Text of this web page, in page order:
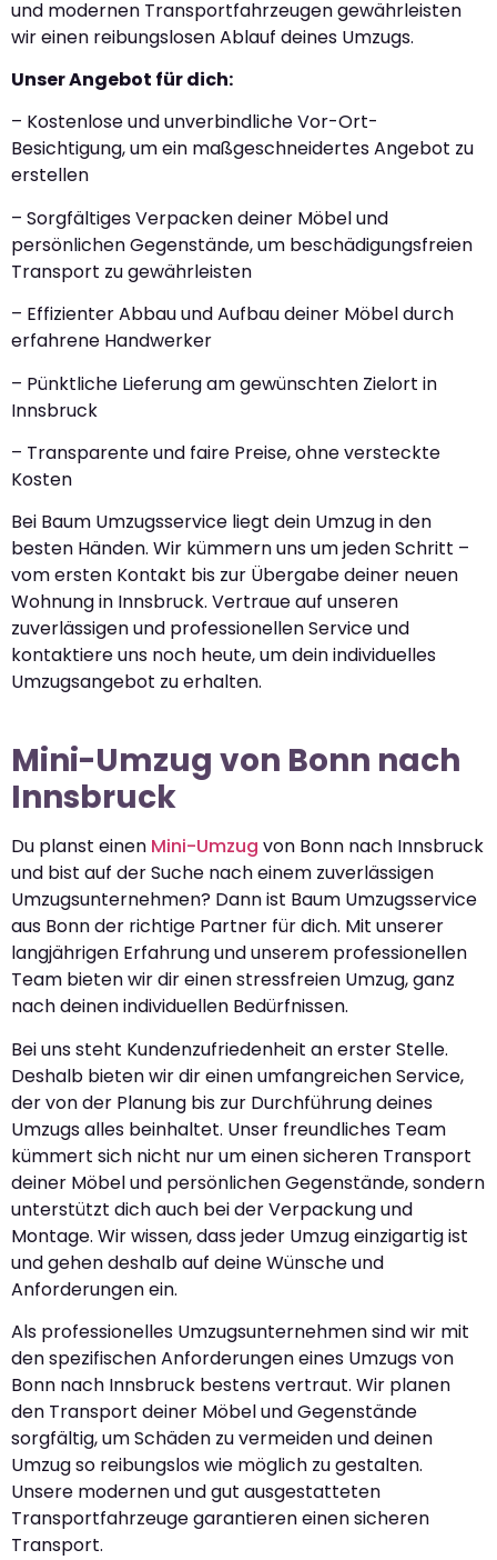
und modernen Transportfahrzeugen gewährleisten
wir einen reibungslosen Ablauf deines Umzugs.
Unser Angebot für dich:
– Kostenlose und unverbindliche Vor-Ort-
Besichtigung, um ein maßgeschneidertes Angebot zu
erstellen
– Sorgfältiges Verpacken deiner Möbel und
persönlichen Gegenstände, um beschädigungsfreien
Transport zu gewährleisten
– Effizienter Abbau und Aufbau deiner Möbel durch
erfahrene Handwerker
– Pünktliche Lieferung am gewünschten Zielort in
Innsbruck
– Transparente und faire Preise, ohne versteckte
Kosten
Bei Baum Umzugsservice liegt dein Umzug in den
besten Händen. Wir kümmern uns um jeden Schritt –
vom ersten Kontakt bis zur Übergabe deiner neuen
Wohnung in Innsbruck. Vertraue auf unseren
zuverlässigen und professionellen Service und
kontaktiere uns noch heute, um dein individuelles
Umzugsangebot zu erhalten.
Mini-Umzug von Bonn nach
Innsbruck
Du planst einen Mini-Umzug von Bonn nach Innsbruck
und bist auf der Suche nach einem zuverlässigen
Umzugsunternehmen? Dann ist Baum Umzugsservice
aus Bonn der richtige Partner für dich. Mit unserer
langjährigen Erfahrung und unserem professionellen
Team bieten wir dir einen stressfreien Umzug, ganz
nach deinen individuellen Bedürfnissen.
Bei uns steht Kundenzufriedenheit an erster Stelle.
Deshalb bieten wir dir einen umfangreichen Service,
der von der Planung bis zur Durchführung deines
Umzugs alles beinhaltet. Unser freundliches Team
kümmert sich nicht nur um einen sicheren Transport
deiner Möbel und persönlichen Gegenstände, sondern
unterstützt dich auch bei der Verpackung und
Montage. Wir wissen, dass jeder Umzug einzigartig ist
und gehen deshalb auf deine Wünsche und
Anforderungen ein.
Als professionelles Umzugsunternehmen sind wir mit
den spezifischen Anforderungen eines Umzugs von
Bonn nach Innsbruck bestens vertraut. Wir planen
den Transport deiner Möbel und Gegenstände
sorgfältig, um Schäden zu vermeiden und deinen
Umzug so reibungslos wie möglich zu gestalten.
Unsere modernen und gut ausgestatteten
Transportfahrzeuge garantieren einen sicheren
Transport.